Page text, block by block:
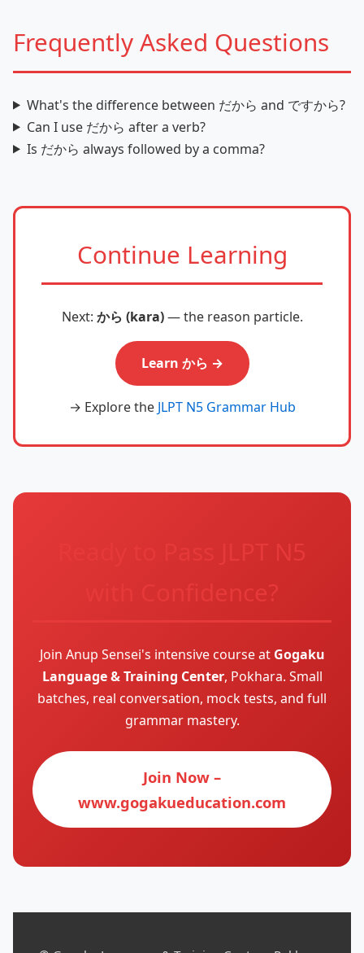
Frequently Asked Questions
What's the difference between だから and ですから?
Can I use だから after a verb?
Is だから always followed by a comma?
Continue Learning
Next: から (kara)— the reason particle.
Learn から →
→ Explore the JLPT N5 Grammar Hub
Ready to Pass JLPT N5
with Confidence?
Join Anup Sensei's intensive course at Gogaku
Language & Training Center, Pokhara. Small
batches, real conversation, mock tests, and full
grammar mastery.
Join Now –
www.gogakueducation.com